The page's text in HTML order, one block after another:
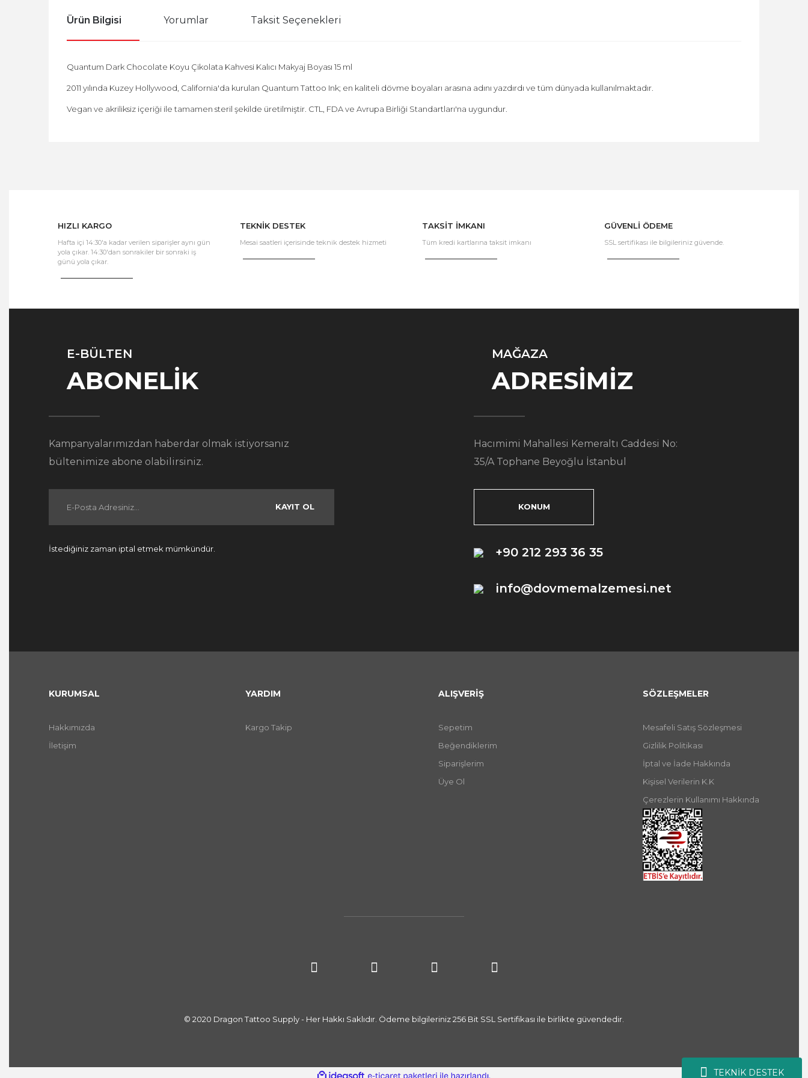
TEKNİK DESTEK
Ürün Bilgisi Yorumlar Taksit Seçenekleri
Quantum Dark Chocolate Koyu Çikolata Kahvesi Kalıcı Makyaj Boyası 15 ml
2011 yılında Kuzey Hollywood, California'da kurulan Quantum Tattoo Ink; en kaliteli dövme boyaları arasına adını yazdırdı ve tüm dünyada kullanılmaktadır.
Vegan ve akriliksiz içeriği ile tamamen steril şekilde üretilmiştir. CTL, FDA ve Avrupa Birliği Standartları'na uygundur.
HIZLI KARGO
Hafta içi 14:30'a kadar verilen siparişler aynı gün
yola çıkar. 14:30'dan sonrakiler bir sonraki iş
günü yola çıkar.
TEKNİK DESTEK
Mesai saatleri içerisinde teknik destek hizmeti
TAKSİT İMKANI
Tüm kredi kartlarına taksit imkanı
GÜVENLİ ÖDEME
SSL sertifikası ile bilgileriniz güvende.
E-BÜLTEN
ABONELİK
Kampanyalarımızdan haberdar olmak istiyorsanız
bültenimize abone olabilirsiniz.
KAYIT OL
İstediğiniz zaman iptal etmek mümkündür.
MAĞAZA
ADRESİMİZ
Hacımimi Mahallesi Kemeraltı Caddesi No:
35/A Tophane Beyoğlu İstanbul
KONUM
+90 212 293 36 35
info@dovmemalzemesi.net
KURUMSAL
Hakkımızda
İletişim
YARDIM
Kargo Takip
ALIŞVERİŞ
Sepetim
Beğendiklerim
Siparişlerim
Üye Ol
SÖZLEŞMELER
Mesafeli Satış Sözleşmesi
Gizlilik Politikası
İptal ve İade Hakkında
Kişisel Verilerin K.K
Çerezlerin Kullanımı Hakkında
© 2020 Dragon Tattoo Supply - Her Hakkı Saklıdır. Ödeme bilgileriniz 256 Bit SSL Sertifikası ile birlikte güvendedir.
ideasoft e-